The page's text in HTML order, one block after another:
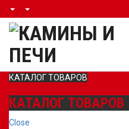
КАТАЛОГ ТОВАРОВ
КАТАЛОГ ТОВАРОВ
Close